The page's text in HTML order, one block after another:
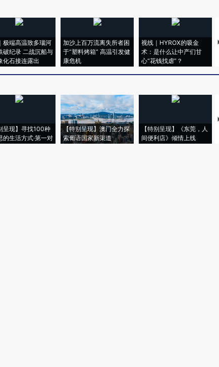
极端高温致多瑙河
破纪录 二战沉船与
化石接连露出
加沙上百万流离失所者困
于“塑料烤箱” 高温引发健
康危机
视线｜HYROX的吸金
术：是什么让中产们甘
心“花钱找虐”？
呈现】寻找100种
的生活方式·第一对
【特别呈现】澳门全力探
索葡语国家新渠道
【特别呈现】《东莞，人
间便利店》倾情上线